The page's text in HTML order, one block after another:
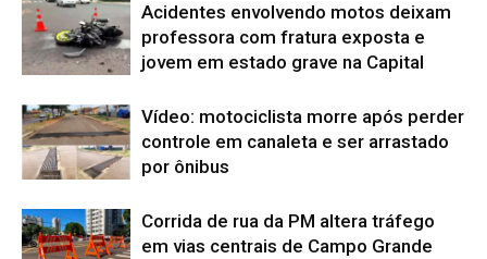
Acidentes envolvendo motos deixam
professora com fratura exposta e
jovem em estado grave na Capital
Vídeo: motociclista morre após perder
controle em canaleta e ser arrastado
por ônibus
Corrida de rua da PM altera tráfego
em vias centrais de Campo Grande